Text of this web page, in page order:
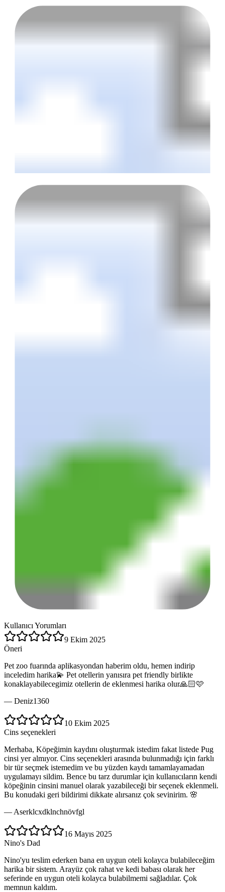
Kullanıcı Yorumları
9 Ekim 2025
Öneri
Pet zoo fuarında aplikasyondan haberim oldu, hemen indirip
inceledim harika💫 Pet otellerin yanısıra pet friendly birlikte
konaklayabilecegimiz otellerin de eklenmesi harika olur🙏🏻🩷
— Deniz1360
10 Ekim 2025
Cins seçenekleri
Merhaba, Köpeğimin kaydını oluşturmak istedim fakat listede Pug
cinsi yer almıyor. Cins seçenekleri arasında bulunmadığı için farklı
bir tür seçmek istemedim ve bu yüzden kaydı tamamlayamadan
uygulamayı sildim. Bence bu tarz durumlar için kullanıcıların kendi
köpeğinin cinsini manuel olarak yazabileceği bir seçenek eklenmeli.
Bu konudaki geri bildirimi dikkate alırsanız çok sevinirim. 🌸
— Aserklcxdklnchnövfgl
16 Mayıs 2025
Nino's Dad
Nino'yu teslim ederken bana en uygun oteli kolayca bulabileceğim
harika bir sistem. Arayüz çok rahat ve kedi babası olarak her
seferinde en uygun oteli kolayca bulabilmemi sağladılar. Çok
memnun kaldım.